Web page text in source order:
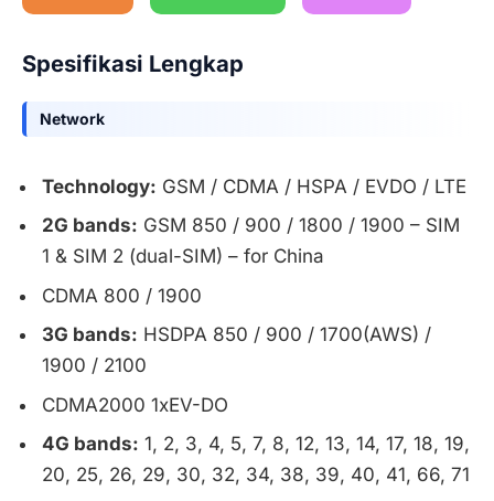
Spesifikasi Lengkap
Network
Technology: GSM / CDMA / HSPA / EVDO / LTE
2G bands: GSM 850 / 900 / 1800 / 1900 – SIM
1 & SIM 2 (dual-SIM) – for China
CDMA 800 / 1900
3G bands: HSDPA 850 / 900 / 1700(AWS) /
1900 / 2100
CDMA2000 1xEV-DO
4G bands: 1, 2, 3, 4, 5, 7, 8, 12, 13, 14, 17, 18, 19,
20, 25, 26, 29, 30, 32, 34, 38, 39, 40, 41, 66, 71